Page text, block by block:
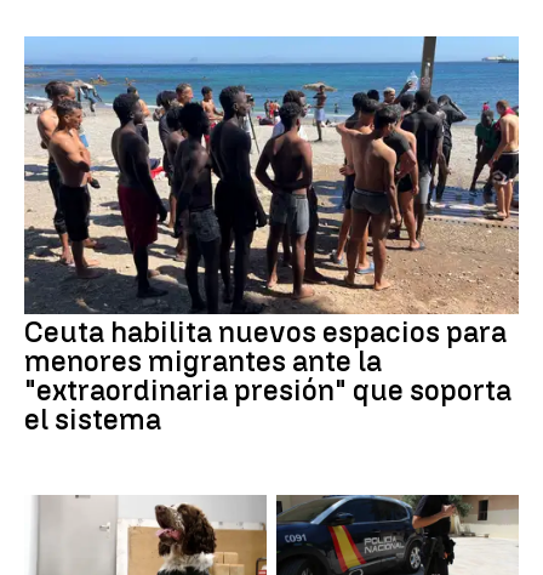
Ceuta habilita nuevos espacios para
menores migrantes ante la
"extraordinaria presión" que soporta
el sistema